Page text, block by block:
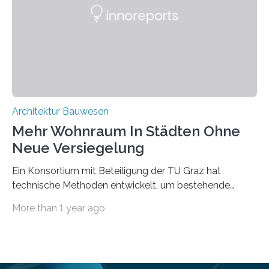
Datenbank erfasst sind, neue Baustoffe kreiert werden.
Architektur Bauwesen
Mehr Wohnraum In Städten Ohne
Neue Versiegelung
Ein Konsortium mit Beteiligung der TU Graz hat
technische Methoden entwickelt, um bestehende
Holzkonstruktionen auf nachhaltige Weise
More than 1 year ago